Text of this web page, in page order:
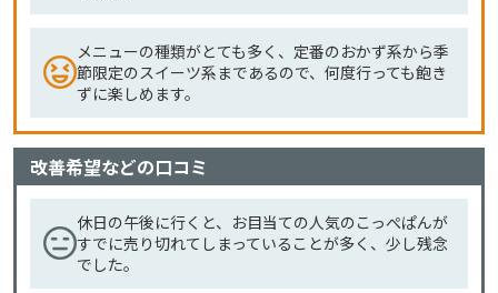
メニューの種類がとても多く、定番のおかず系から季
節限定のスイーツ系まであるので、何度行っても飽き
ずに楽しめます。
改善希望などの口コミ
休日の午後に行くと、お目当ての人気のこっぺぱんが
すでに売り切れてしまっていることが多く、少し残念
でした。